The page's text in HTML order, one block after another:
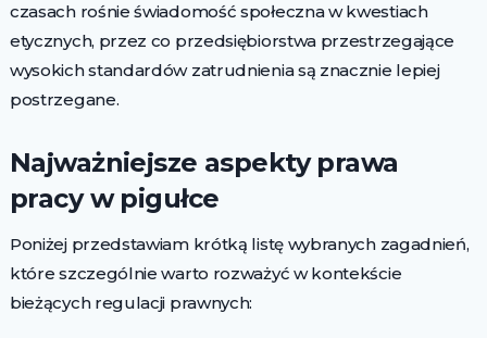
czasach rośnie świadomość społeczna w kwestiach
etycznych, przez co przedsiębiorstwa przestrzegające
wysokich standardów zatrudnienia są znacznie lepiej
postrzegane.
Najważniejsze aspekty prawa
pracy w pigułce
Poniżej przedstawiam krótką listę wybranych zagadnień,
które szczególnie warto rozważyć w kontekście
bieżących regulacji prawnych: